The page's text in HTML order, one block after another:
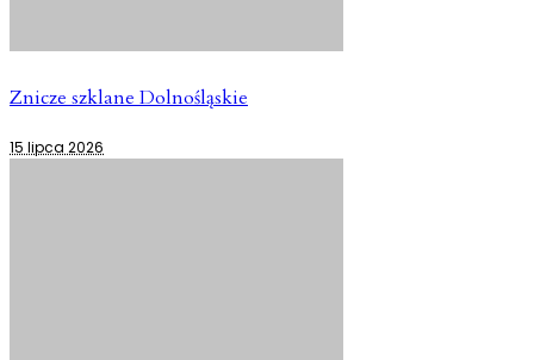
Znicze szklane Dolnośląskie
15 lipca 2026